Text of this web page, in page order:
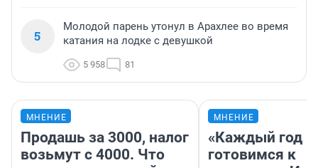
5
Молодой парень утонул в Арахлее во время
катания на лодке с девушкой
5 958 81
МНЕНИЕ
Продашь за 3000, налог
возьмут с 4000. Что
МНЕНИЕ
«Каждый год
готовимся к